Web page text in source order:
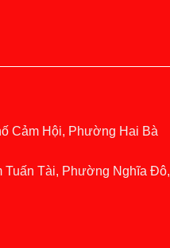
Cảm Hội, Phường Hai Bà
Tuấn Tài, Phường Nghĩa Đô,